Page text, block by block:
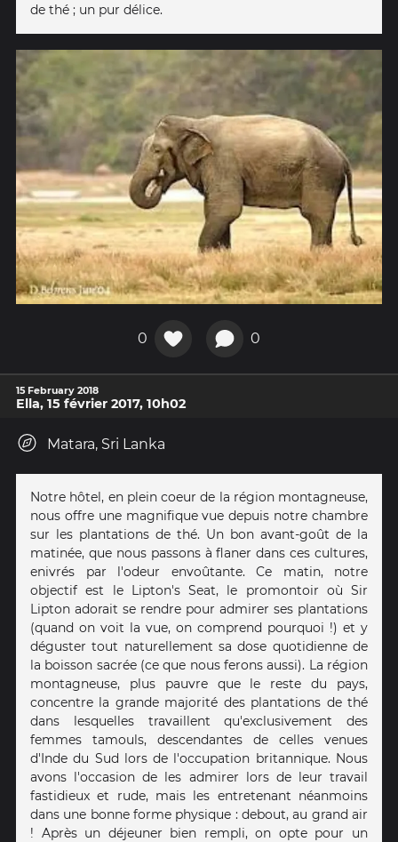
de thé ; un pur délice.
0 0
15 February 2018
Ella, 15 février 2017, 10h02
Matara, Sri Lanka
Notre hôtel, en plein coeur de la région montagneuse,
nous offre une magnifique vue depuis notre chambre
sur les plantations de thé. Un bon avant-goût de la
matinée, que nous passons à flaner dans ces cultures,
enivrés par l'odeur envoûtante. Ce matin, notre
objectif est le Lipton's Seat, le promontoir où Sir
Lipton adorait se rendre pour admirer ses plantations
(quand on voit la vue, on comprend pourquoi !) et y
déguster tout naturellement sa dose quotidienne de
la boisson sacrée (ce que nous ferons aussi). La région
montagneuse, plus pauvre que le reste du pays,
concentre la grande majorité des plantations de thé
dans lesquelles travaillent qu'exclusivement des
femmes tamouls, descendantes de celles venues
d'Inde du Sud lors de l'occupation britannique. Nous
avons l'occasion de les admirer lors de leur travail
fastidieux et rude, mais les entretenant néanmoins
dans une bonne forme physique : debout, au grand air
! Après un déjeuner bien rempli, on opte pour un